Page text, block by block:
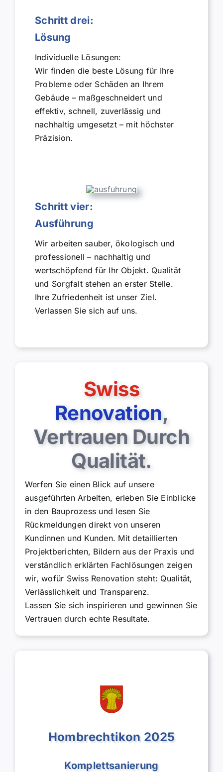
Schritt drei:
Lösung
Individuelle Lösungen:
Wir finden die beste Lösung für Ihre
Probleme oder Schäden an Ihrem
Gebäude – maßgeschneidert und
effektiv, schnell, zuverlässig und
nachhaltig umgesetzt – mit höchster
Präzision.
Schritt vier:
Ausführung
Wir arbeiten sauber, ökologisch und
professionell – nachhaltig und
wertschöpfend für Ihr Objekt. Qualität
und Sorgfalt stehen an erster Stelle.
Ihre Zufriedenheit ist unser Ziel.
Verlassen Sie sich auf uns.
Swiss
Renovation,
Vertrauen Durch
Qualität.
Werfen Sie einen Blick auf unsere
ausgeführten Arbeiten, erleben Sie Einblicke
in den Bauprozess und lesen Sie
Rückmeldungen direkt von unseren
Kundinnen und Kunden. Mit detaillierten
Projektberichten, Bildern aus der Praxis und
verständlich erklärten Fachlösungen zeigen
wir, wofür Swiss Renovation steht: Qualität,
Verlässlichkeit und Transparenz.
Lassen Sie sich inspirieren und gewinnen Sie
Vertrauen durch echte Resultate.
Hombrechtikon 2025
Komplettsanierung
Swiss Renovation GmbH